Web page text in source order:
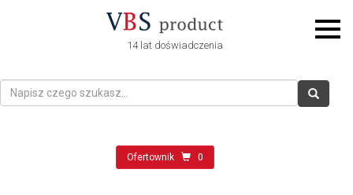
14 lat doświadczenia
Ofertownik 0